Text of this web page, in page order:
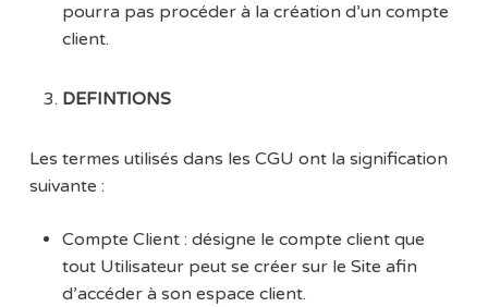
pourra pas procéder à la création d’un compte
client.
DEFINTIONS
Les termes utilisés dans les CGU ont la signification
suivante :
Compte Client : désigne le compte client que
tout Utilisateur peut se créer sur le Site afin
d’accéder à son espace client.